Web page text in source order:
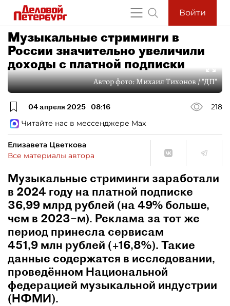
Войти
Музыкальные стриминги в
России значительно увеличили
доходы с платной подписки
Автор фото:Михаил Тихонов / "ДП"
04 апреля 2025 08:16
218
Читайте нас в мессенджере Max
Елизавета Цветкова
Все материалы автора
Музыкальные стриминги заработали
в 2024 году на платной подписке
36,99 млрд рублей (на 49% больше,
чем в 2023–м). Реклама за тот же
период принесла сервисам
451,9 млн рублей (+16,8%). Такие
данные содержатся в исследовании,
проведённом Национальной
федерацией музыкальной индустрии
(НФМИ).